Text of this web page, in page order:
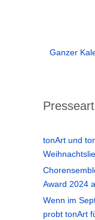
Ganzer
tonArt und
Award 2024
Wenn im
probt tonArt